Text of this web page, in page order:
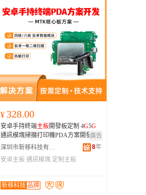
¥ 328.00
安卓手持終端主板 開發板定制 4G5G
通訊模塊掃描打印機PDA方案開發廣告
深圳市新移科技有限公司
8年
安卓主板 通訊模塊 定制主板
新移科技 品牌